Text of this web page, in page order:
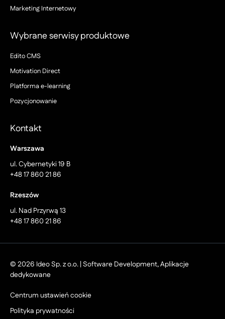
Marketing Internetowy
Wybrane serwisy produktowe
Edito CMS
Motivation Direct
Platforma e-learning
Pozycjonowanie
Kontakt
Warszawa
ul. Cybernetyki 19 B
+48 17 860 21 86
Rzeszów
ul. Nad Przyrwą 13
+48 17 860 21 86
© 2026 Ideo Sp. z o.o. | Software Development, Aplikacje
dedykowane
Centrum ustawień cookie
Polityka prywatności